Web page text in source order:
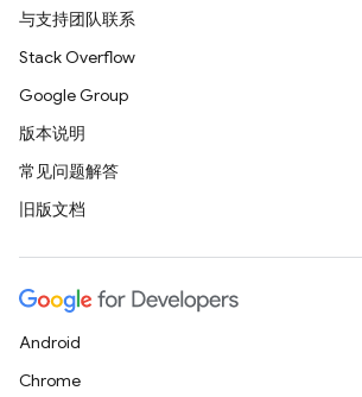
与支持团队联系
Stack Overflow
Google Group
版本说明
常见问题解答
旧版文档
Android
Chrome